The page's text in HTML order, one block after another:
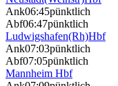
Ank06:45pünktlich
Abf06:47pünktlich
Ludwigshafen(Rh)Hbf
Ank07:03pünktlich
Abf07:05pünktlich
Mannheim Hbf